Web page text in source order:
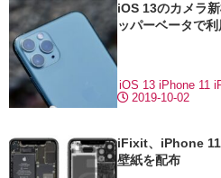
iOS 13のカメラ
ッパーベータで
2019-10-02
iOS 13 iPhone 11
iFixit、iPhone
壁紙を配布